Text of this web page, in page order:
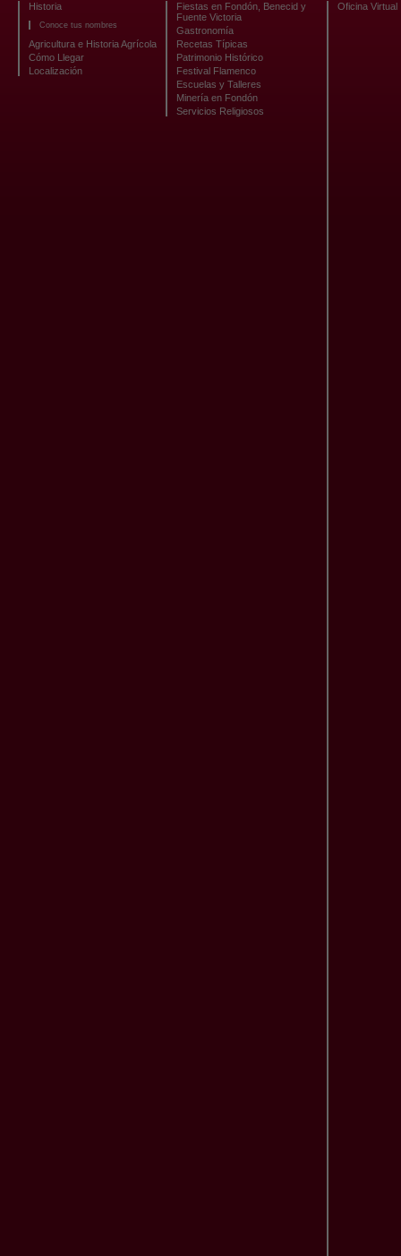
Historia
Conoce tus nombres
Agricultura e Historia Agrícola
Cómo Llegar
Localización
Fiestas en Fondón, Benecid y
Fuente Victoria
Gastronomía
Recetas Típicas
Patrimonio Histórico
Festival Flamenco
Escuelas y Talleres
Minería en Fondón
Servicios Religiosos
Oficina Virtual